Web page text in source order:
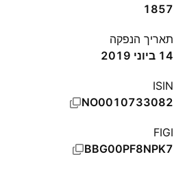
1857
תאריך הנפקה
14 ביוני 2019
ISIN
NO0010733082
FIGI
BBG00PF8NPK7